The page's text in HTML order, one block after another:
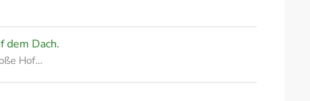
dem Dach.
Hof…